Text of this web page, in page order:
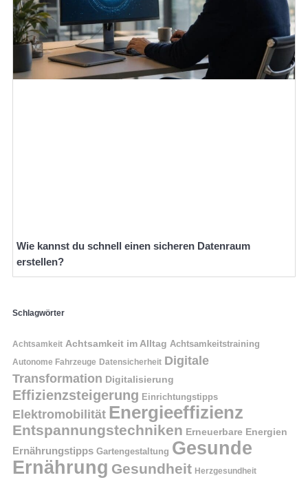
Wie kannst du schnell einen sicheren Datenraum
erstellen?
Schlagwörter
Achtsamkeit Achtsamkeit im Alltag Achtsamkeitstraining
Autonome Fahrzeuge Datensicherheit Digitale
Transformation Digitalisierung
Effizienzsteigerung Einrichtungstipps
Elektromobilität Energieeffizienz
Entspannungstechniken Erneuerbare Energien
Ernährungstipps Gartengestaltung Gesunde
Ernährung Gesundheit Herzgesundheit